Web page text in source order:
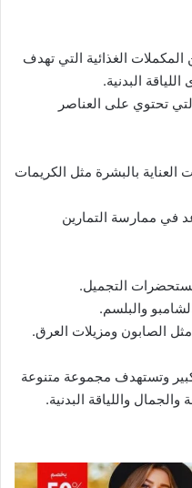
الغذائية التي تهدف
البدنية.
تحتوي على العناصر
بالبشرة مثل الكريمات
في ممارسة التمارين
وتستهدف مجموعة متنوعة
واللياقة البدنية.